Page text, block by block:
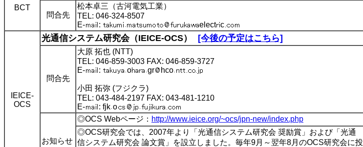
BCT
問合先
松本卓三（古河電気工業）
TEL: 046-324-8507
E-
: elect c
IEICE-
OCS
光通信システム研究会（IEICE-OCS） [今後の予定はこちら]
問合先
大原 拓也 (NTT)
TEL: 046-859-3003 FAX: 046-859-3727
E-
: o gr hco
小田 拓弥 (フジクラ)
TEL: 043-484-2197 FAX: 043-481-1210
E-
: fjk o
お知らせ
◎OCS Webページ： http://www.ieice.org/~ocs/jpn-new/index.php
◎OCS研究会では、2007年より「光通信システム研究会 奨励賞」および「光通
信システム研究会 論文賞」を設立しました。毎年9月～翌年8月のOCS研究会に投